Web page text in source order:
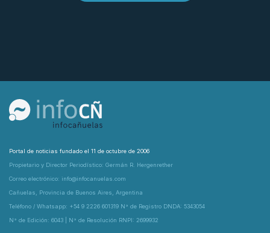
Portal de noticias fundado el 11 de octubre de 2006
Propietario y Director Periodístico: Germán R. Hergenrether
Correo electrónico: info@infocanuelas.com
Cañuelas, Provincia de Buenos Aires, Argentina
Teléfono / Whatsapp: +54 9 2226 601319 N° de Registro DNDA: 5343054
N° de Edición: 6043 | N° de Resolución RNPI: 2699932